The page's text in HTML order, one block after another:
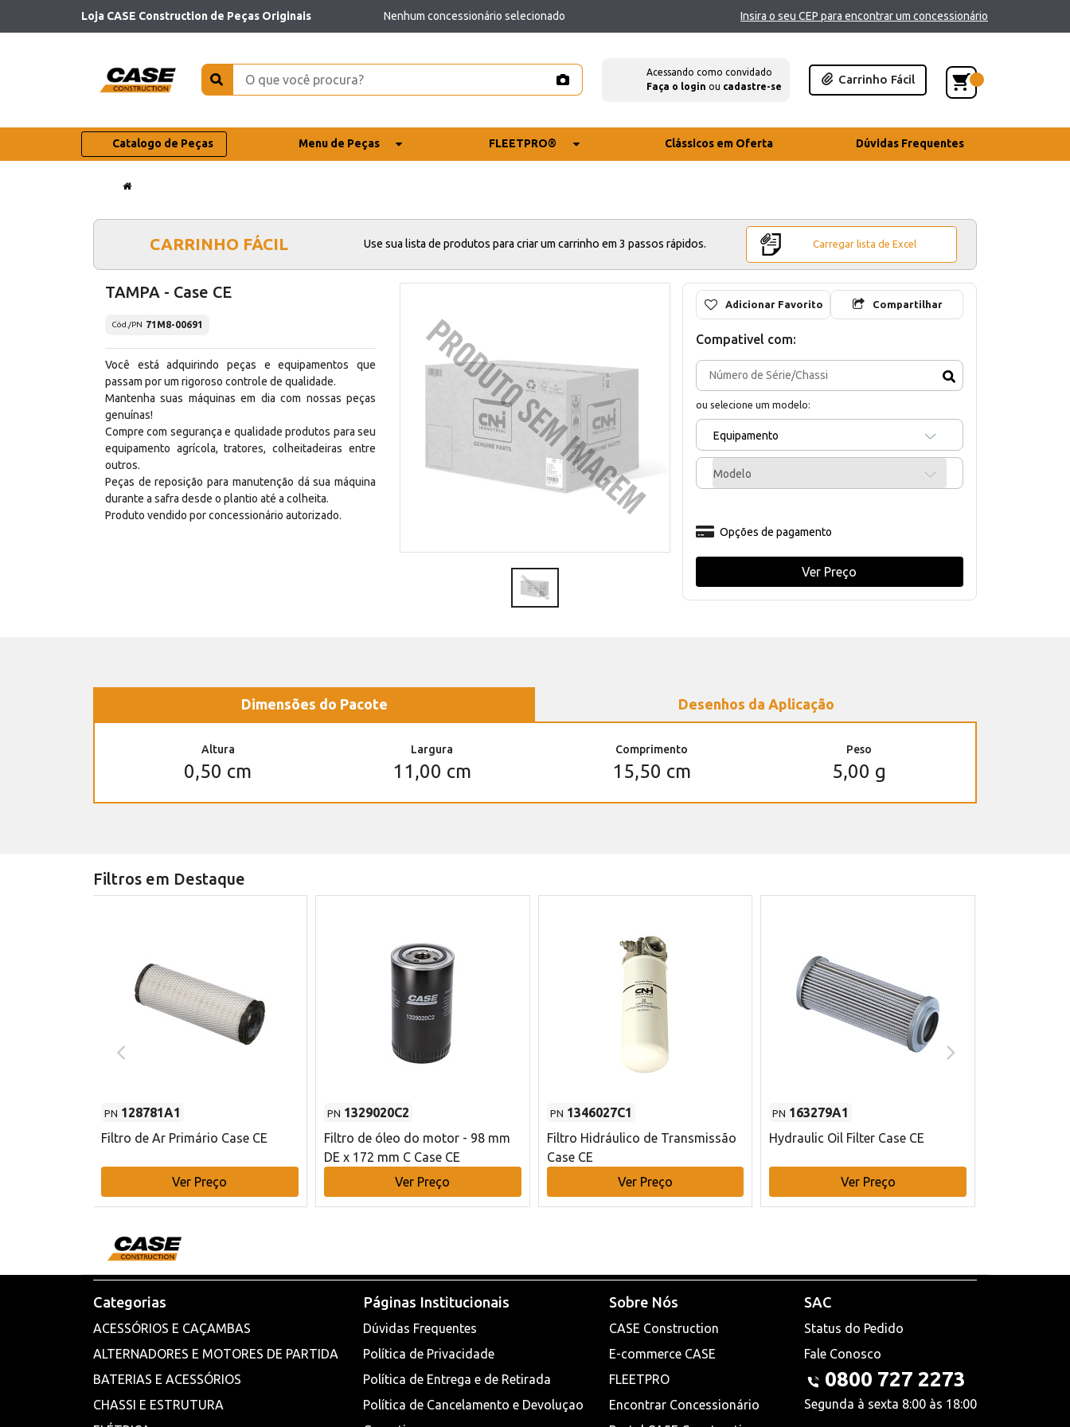
Loja CASE Construction de Peças Originais Nenhum concessionário selecionado Insira o seu CEP para encontrar um concessionário
Acessando como convidado
Faça o login ou cadastre-se
Carrinho Fácil
Catalogo de Peças Menu de Peças FLEETPRO® Clássicos em Oferta Dúvidas Frequentes
CARRINHO FÁCIL Use sua lista de produtos para criar um carrinho em 3 passos rápidos. Carregar lista de Excel
TAMPA - Case CE
Cód./PN 71M8-00691
Você está adquirindo peças e equipamentos que
passam por um rigoroso controle de qualidade.
Mantenha suas máquinas em dia com nossas peças
genuínas!
Compre com segurança e qualidade produtos para seu
equipamento agrícola, tratores, colheitadeiras entre
outros.
Peças de reposição para manutenção dá sua máquina
durante a safra desde o plantio até a colheita.
Produto vendido por concessionário autorizado.
Adicionar Favorito Compartilhar
Compativel com:
ou selecione um modelo:
Equipamento
Modelo
Opções de pagamento
Ver Preço
Dimensões do Pacote Desenhos da Aplicação
Altura
0,50 cm
Largura
11,00 cm
Comprimento
15,50 cm
Peso
5,00 g
Filtros em Destaque
PN 128781A1
Filtro de Ar Primário Case CE
Ver Preço
PN 1329020C2
Filtro de óleo do motor - 98 mm
DE x 172 mm C Case CE
Ver Preço
PN 1346027C1
Filtro Hidráulico de Transmissão
Case CE
Ver Preço
PN 163279A1
Hydraulic Oil Filter Case CE
Ver Preço
Categorias
ACESSÓRIOS E CAÇAMBAS
ALTERNADORES E MOTORES DE PARTIDA
BATERIAS E ACESSÓRIOS
CHASSI E ESTRUTURA
Páginas Institucionais
Dúvidas Frequentes
Política de Privacidade
Política de Entrega e de Retirada
Política de Cancelamento e Devoluçao
Sobre Nós
CASE Construction
E-commerce CASE
FLEETPRO
Encontrar Concessionário
SAC
Status do Pedido
Fale Conosco
0800 727 2273
Segunda à sexta 8:00 às 18:00